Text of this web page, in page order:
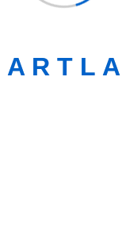
A R T L A